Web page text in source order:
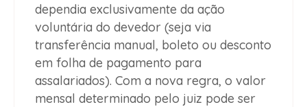
dependia exclusivamente da ação
voluntária do devedor (seja via
transferência manual, boleto ou desconto
em folha de pagamento para
assalariados). Com a nova regra, o valor
mensal determinado pelo juiz pode ser